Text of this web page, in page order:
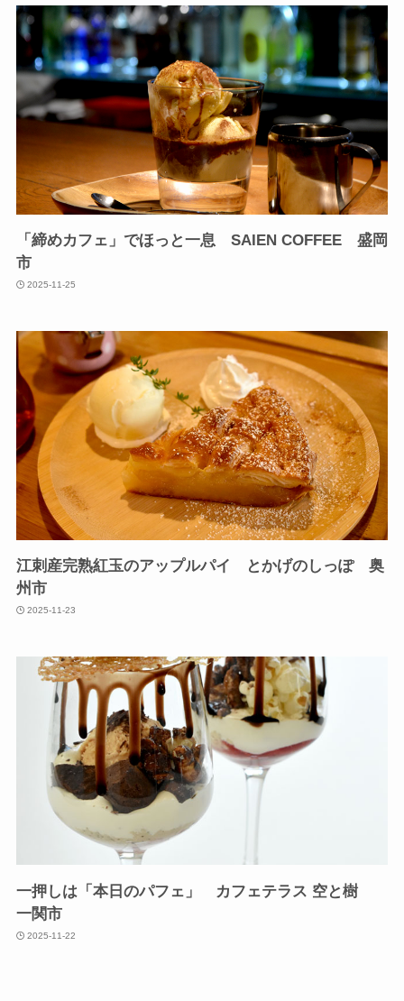
「締めカフェ」でほっと一息 SAIEN COFFEE 盛岡
市
2025-11-25
江刺産完熟紅玉のアップルパイ とかげのしっぽ 奥
州市
2025-11-23
一押しは「本日のパフェ」 カフェテラス 空と樹
一関市
2025-11-22